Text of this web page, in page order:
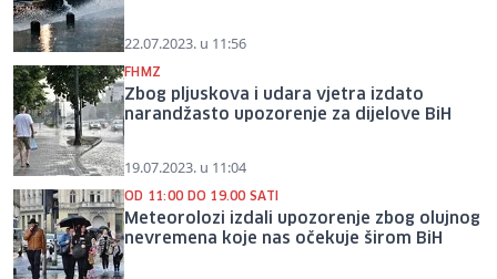
22.07.2023. u 11:56
FHMZ
Zbog pljuskova i udara vjetra izdato
narandžasto upozorenje za dijelove BiH
19.07.2023. u 11:04
OD 11:00 DO 19.00 SATI
Meteorolozi izdali upozorenje zbog olujnog
nevremena koje nas očekuje širom BiH